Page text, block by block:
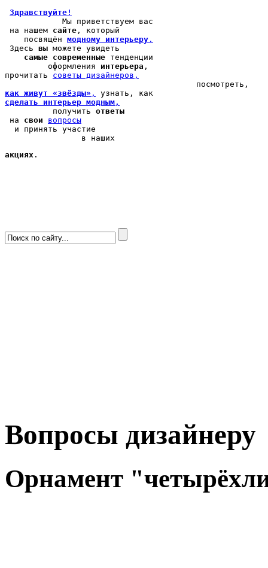
Здравствуйте!
            Мы
приветствуем вас
на нашем сайте , который
    посвящён
модному интерьеру .
Здесь вы можете увидеть
самые современные тенденции
         оформления
интерьера ,
прочитать cоветы дизайнеров,
как живут «звёзды» ,
сделать интерьер модным,
          получить
ответы
на свои
вопросы
  и принять участие
                в наших
акциях .
Вопросы дизайнеру
Орнамент